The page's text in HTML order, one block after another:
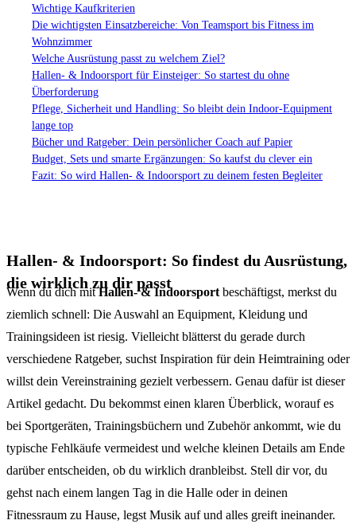
Hallen- & Indoorsport: So findest du Ausrüstung,
die wirklich zu dir passt
Wenn du dich mitHallen- & Indoorsportbeschäftigst, merkst du
ziemlich schnell: Die Auswahl an Equipment, Kleidung und
Trainingsideen ist riesig. Vielleicht blätterst du gerade durch
verschiedene Ratgeber, suchst Inspiration für dein Heimtraining oder
willst dein Vereinstraining gezielt verbessern. Genau dafür ist dieser
Artikel gedacht. Du bekommst einen klaren Überblick, worauf es
bei Sportgeräten, Trainingsbüchern und Zubehör ankommt, wie du
typische Fehlkäufe vermeidest und welche kleinen Details am Ende
darüber entscheiden, ob du wirklich dranbleibst. Stell dir vor, du
gehst nach einem langen Tag in die Halle oder in deinen
Fitnessraum zu Hause, legst Musik auf und alles greift ineinander.
Wichtige Kaufkriterien
Die wichtigsten Einsatzbereiche: Von Teamsport bis Fitness im
Wohnzimmer
Welche Ausrüstung passt zu welchem Ziel?
Hallen- & Indoorsport für Einsteiger: So startest du ohne
Überforderung
Pflege, Sicherheit und Handling: So bleibt dein Indoor-Equipment
lange top
Bücher und Ratgeber: Dein persönlicher Coach auf Papier
Budget, Sets und smarte Ergänzungen: So kaufst du clever ein
Fazit: So wird Hallen- & Indoorsport zu deinem festen Begleiter